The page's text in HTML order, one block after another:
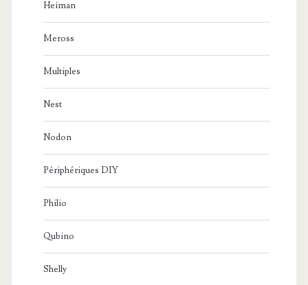
Heiman
Meross
Multiples
Nest
Nodon
Périphériques DIY
Philio
Qubino
Shelly